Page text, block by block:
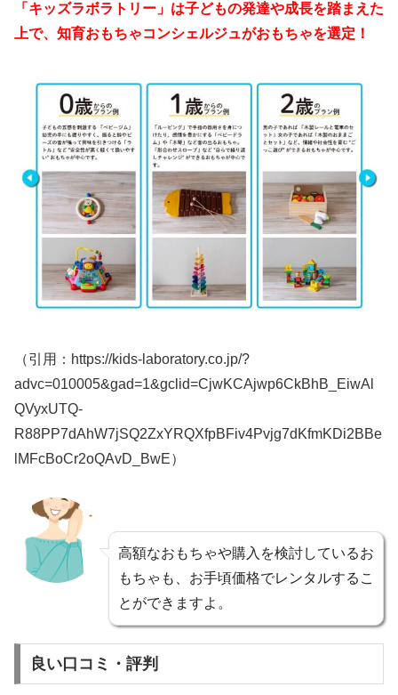
「キッズラボラトリー」は子どもの発達や成長を踏まえた
上で、知育おもちゃコンシェルジュがおもちゃを選定！
（引用：https://kids-laboratory.co.jp/?
advc=010005&gad=1&gclid=CjwKCAjwp6CkBhB_EiwAl
QVyxUTQ-
R88PP7dAhW7jSQ2ZxYRQXfpBFiv4Pvjg7dKfmKDi2BBe
lMFcBoCr2oQAvD_BwE）
高額なおもちゃや購入を検討しているお
もちゃも、お手頃価格でレンタルするこ
とができますよ。
良い口コミ・評判